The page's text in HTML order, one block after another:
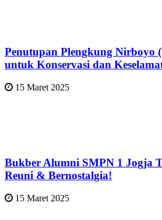
Penutupan Plengkung Nirboyo
untuk Konservasi dan
15 Maret 2025
Bukber Alumni SMPN 1 Jogja
Reuni & Bernostalgia!
15 Maret 2025